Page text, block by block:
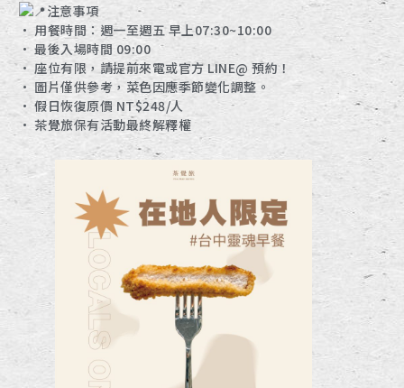
注意事項
• 用餐時間：週一至週五 早上07:30~10:00
• 最後入場時間 09:00
• 座位有限，請提前來電或官方 LINE@ 預約！
• 圖片僅供參考，菜色因應季節變化調整。
• 假日恢復原價 NT$248/人
• 茶覺旅保有活動最終解釋權